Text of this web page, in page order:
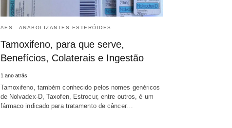
AES - ANABOLIZANTES ESTERÓIDES
Tamoxifeno, para que serve,
Benefícios, Colaterais e Ingestão
1 ano atrás
Tamoxifeno, também conhecido pelos nomes genéricos
de Nolvadex-D, Taxofen, Estrocur, entre outros, é um
fármaco indicado para tratamento de câncer…